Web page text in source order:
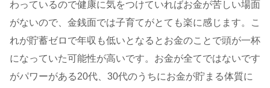
わっているので健康に気をつけていればお金が苦しい場面
がないので、金銭面では子育てがとても楽に感じます。こ
れが貯蓄ゼロで年収も低いとなるとお金のことで頭が一杯
になっていた可能性が高いです。お金が全てではないです
がパワーがある20代、30代のうちにお金が貯まる体質に